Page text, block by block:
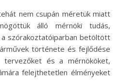
nem csupán méretük miatt
álló mérnöki tudás,
a szórakoztatóiparban betöltött
története és fejlődése
tervezőket és a mérnököket,
felejthetetlen élményeket